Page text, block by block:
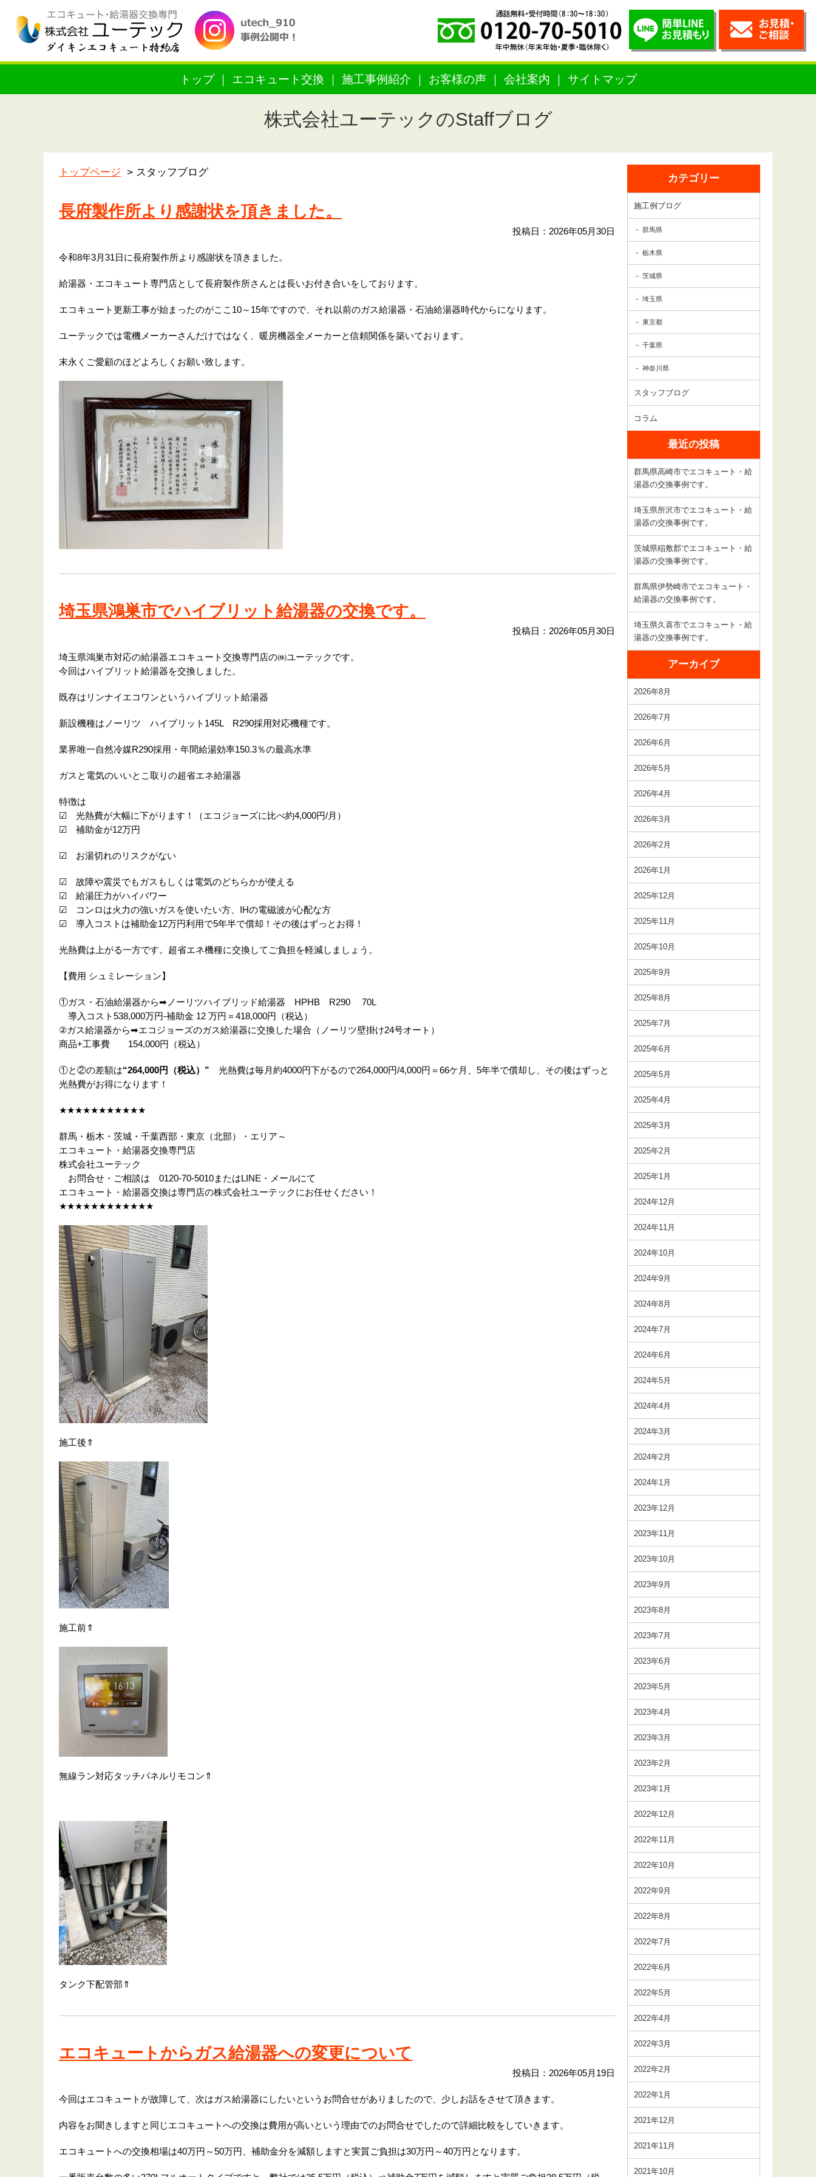
トップ エコキュート交換 施工事例紹介 お客様の声 会社案内 サイトマップ
株式会社ユーテックのStaffブログ
カテゴリー
施工例ブログ
群馬県
栃木県
茨城県
埼玉県
東京都
千葉県
神奈川県
スタッフブログ
コラム
最近の投稿
群馬県高崎市でエコキュート・給
湯器の交換事例です。
埼玉県所沢市でエコキュート・給
湯器の交換事例です。
茨城県稲敷郡でエコキュート・給
湯器の交換事例です。
群馬県伊勢崎市でエコキュート・
給湯器の交換事例です。
埼玉県久喜市でエコキュート・給
湯器の交換事例です。
アーカイブ
2026年8月
2026年7月
2026年6月
2026年5月
2026年4月
2026年3月
2026年2月
2026年1月
2025年12月
2025年11月
2025年10月
2025年9月
2025年8月
2025年7月
2025年6月
2025年5月
2025年4月
2025年3月
2025年2月
2025年1月
2024年12月
2024年11月
2024年10月
2024年9月
2024年8月
2024年7月
2024年6月
2024年5月
2024年4月
2024年3月
2024年2月
2024年1月
2023年12月
2023年11月
2023年10月
2023年9月
2023年8月
2023年7月
2023年6月
2023年5月
2023年4月
2023年3月
2023年2月
2023年1月
2022年12月
2022年11月
2022年10月
2022年9月
2022年8月
2022年7月
2022年6月
2022年5月
2022年4月
2022年3月
2022年2月
2022年1月
2021年12月
2021年11月
2021年10月
トップページ スタッフブログ
長府製作所より感謝状を頂きました。
投稿日：2026年05月30日
令和8年3月31日に長府製作所より感謝状を頂きました。
給湯器・エコキュート専門店として長府製作所さんとは長いお付き合いをしております。
エコキュート更新工事が始まったのがここ10～15年ですので、それ以前のガス給湯器・石油給湯器時代からになります。
ユーテックでは電機メーカーさんだけではなく、暖房機器全メーカーと信頼関係を築いております。
末永くご愛顧のほどよろしくお願い致します。
埼玉県鴻巣市でハイブリット給湯器の交換です。
投稿日：2026年05月30日
埼玉県鴻巣市対応の給湯器エコキュート交換専門店の㈱ユーテックです。
今回はハイブリット給湯器を交換しました。
既存はリンナイエコワンというハイブリット給湯器
新設機種はノーリツ ハイブリット145L R290採用対応機種です。
業界唯一自然冷媒R290採用・年間給湯効率150.3％の最高水準
ガスと電気のいいとこ取りの超省エネ給湯器
特徴は
☑ 光熱費が大幅に下がります！（エコジョーズに比べ約4,000円/月）
☑ 補助金が12万円
☑ お湯切れのリスクがない
☑ 故障や震災でもガスもしくは電気のどちらかが使える
☑ 給湯圧力がハイパワー
☑ コンロは火力の強いガスを使いたい方、IHの電磁波が心配な方
☑ 導入コストは補助金12万円利用で5年半で償却！その後はずっとお得！
光熱費は上がる一方です。超省エネ機種に交換してご負担を軽減しましょう。
【費用 シュミレーション】
①ガス・石油給湯器から➡ノーリツハイブリッド給湯器 HPHB R290 70L
導入コスト538,000万円-補助金 12 万円＝418,000円（税込）
②ガス給湯器から➡エコジョーズのガス給湯器に交換した場合（ノーリツ壁掛け24号オート）
商品+工事費 154,000円（税込）
①と②の差額は“264,000円（税込）” 光熱費は毎月約4000円下がるので264,000円/4,000円＝66ケ月、5年半で償却し、その後はずっと
光熱費がお得になります！
★★★★★★★★★★★
群馬・栃木・茨城・千葉西部・東京（北部）・エリア～
エコキュート・給湯器交換専門店
株式会社ユーテック
お問合せ・ご相談は 0120-70-5010またはLINE・メールにて
エコキュート・給湯器交換は専門店の株式会社ユーテックにお任せください！
★★★★★★★★★★★★
施工後⇑
施工前⇑
無線ラン対応タッチパネルリモコン⇑
タンク下配管部⇑
エコキュートからガス給湯器への変更について
投稿日：2026年05月19日
今回はエコキュートが故障して、次はガス給湯器にしたいというお問合せがありましたので、少しお話をさせて頂きます。
内容をお聞きしますと同じエコキュートへの交換は費用が高いという理由でのお問合せでしたので詳細比較をしていきます。
エコキュートへの交換相場は40万円～50万円、補助金分を減額しますと実質ご負担は30万円～40万円となります。